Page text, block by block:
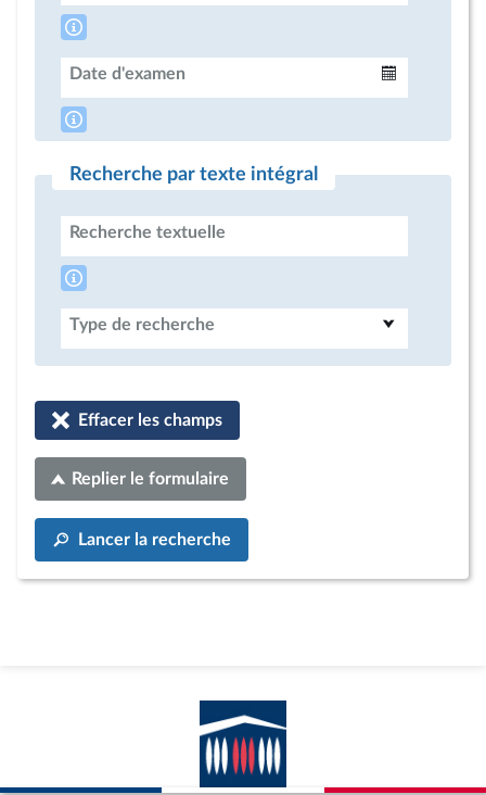
Date d'examen
Recherche par texte intégral
Recherche textuelle
Type de recherche
Effacer les champs
Replier le formulaire
Lancer la recherche